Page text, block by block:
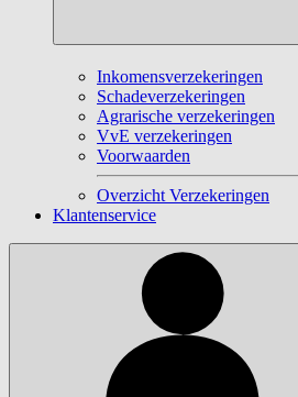
Inkomensverzekeringen
Schadeverzekeringen
Agrarische verzekeringen
VvE verzekeringen
Voorwaarden
Overzicht Verzekeringen
Klantenservice